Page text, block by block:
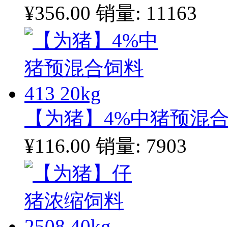
¥356.00 销量: 11163
【为猪】4%中猪预混
¥116.00 销量: 7903